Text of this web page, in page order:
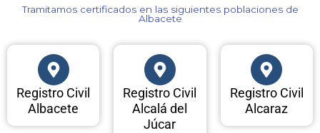
Tramitamos certificados en las siguientes poblaciones de
Albacete​
Registro Civil
Albacete
Registro Civil
Alcalá del
Júcar
Registro Civil
Alcaraz